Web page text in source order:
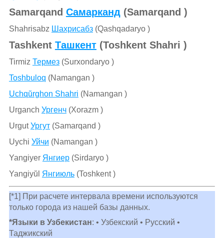
Samarqand Самарканд(Samarqand )
Shahrisabz Шахрисабз(Qashqadaryo )
Tashkent Ташкент(Toshkent Shahri )
Tirmiz Термез(Surxondaryo )
Toshbuloq (Namangan )
Uchqŭrghon Shahri (Namangan )
Urganch Ургенч(Xorazm )
UrgutУргут(Samarqand )
Uychi Уйчи (Namangan )
Yangiyer Янгиер(Sirdaryo )
Yangiyŭl Янгиюль(Toshkent )
[*1] При расчете интервала времени используются
только города из нашей базы данных.
*Языки в Узбекистан: • Узбекский • Русский •
Таджикский